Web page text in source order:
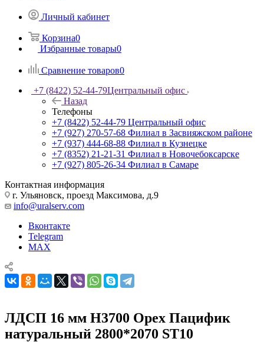
Личный кабинет
Корзина0
Избранные товары0
Сравнение товаров0
+7 (8422) 52-44-79Центральный офис
Назад
Телефоны
+7 (8422) 52-44-79 Центральный офис
+7 (927) 270-57-68 Филиал в Засвияжском районе
+7 (937) 444-68-88 Филиал в Кузнецке
+7 (8352) 21-21-31 Филиал в Новочебоксарске
+7 (927) 805-26-34 Филиал в Самаре
Контактная информация
г. Ульяновск, проезд Максимова, д.9
info@uralserv.com
Вконтакте
Telegram
MAX
ЛДСП 16 мм H3700 Орех Пацифик
натуральный 2800*2070 ST10